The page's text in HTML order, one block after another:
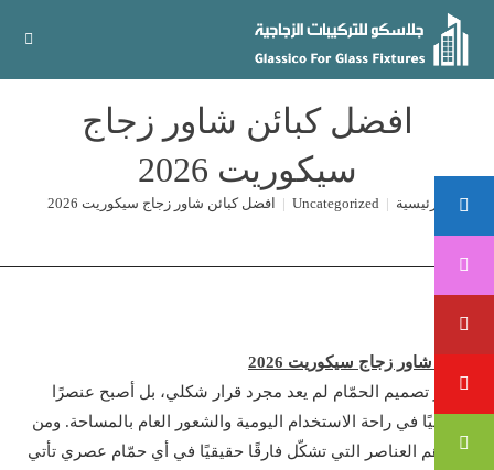
content
افضل كبائن شاور زجاج
سيكوريت 2026
الرئيسية |
Uncategorized
| افضل كبائن شاور زجاج سيكوريت 2026
كبائن شاور زجاج سيكوريت 2026
اختيار تصميم الحمّام لم يعد مجرد قرار شكلي، بل أصبح عنصرًا
أساسيًا في راحة الاستخدام اليومية والشعور العام بالمساحة. ومن
بين أهم العناصر التي تشكّل فارقًا حقيقيًا في أي حمّام عصري تأتي